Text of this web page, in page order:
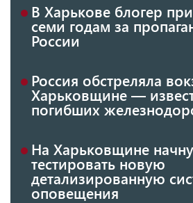
В Харькове блогер
семи годам за
России
Россия обстреляла
Харьковщине —
погибших
На Харьковщине
тестировать новую
детализированную
оповещения